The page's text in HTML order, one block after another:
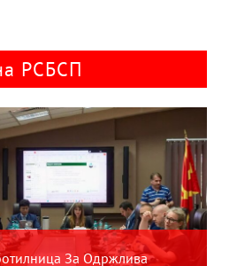
РСБСП
За Одржлива